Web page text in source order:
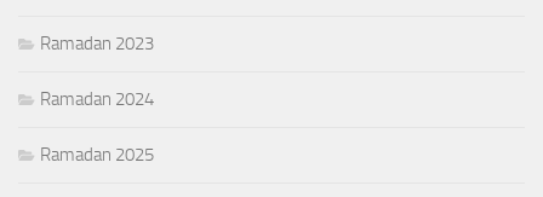
Ramadan 2023
Ramadan 2024
Ramadan 2025